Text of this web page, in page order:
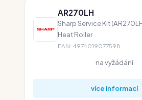
AR270LH
Sharp Service Kit
Heat Roller
EAN: 4974019077598
na vyžádání
více informací